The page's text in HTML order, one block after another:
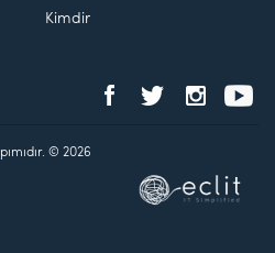
Kimdir
© 2026